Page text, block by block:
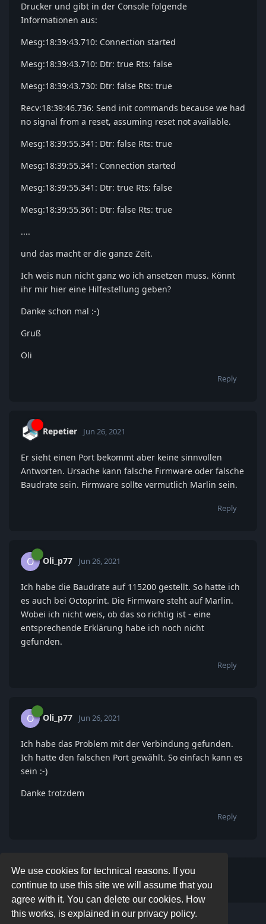
We use cookies for technical reasons. If you
continue to use this site we will assume that you
agree with it. You can delete our cookies. How
this works, is explained in our privacy policy.
Drucker und gibt in der Console folgende
Informationen aus:
Mesg:18:39:43.710: Connection started
Mesg:18:39:43.710: Dtr: true Rts: false
Mesg:18:39:43.730: Dtr: false Rts: true
Recv:18:39:46.736: Send init commands because we had
no signal from a reset, assuming reset not available.
Mesg:18:39:55.341: Dtr: false Rts: true
Mesg:18:39:55.341: Connection started
Mesg:18:39:55.341: Dtr: true Rts: false
Mesg:18:39:55.361: Dtr: false Rts: true
....
und das macht er die ganze Zeit.
Ich weis nun nicht ganz wo ich ansetzen muss. Könnt
ihr mir hier eine Hilfestellung geben?
Danke schon mal :-)
Gruß
Oli
Reply
Repetier Jun 26, 2021
Er sieht einen Port bekommt aber keine sinnvollen
Antworten. Ursache kann falsche Firmware oder falsche
Baudrate sein. Firmware sollte vermutlich Marlin sein.
Reply
O Oli_p77 Jun 26, 2021
Ich habe die Baudrate auf 115200 gestellt. So hatte ich
es auch bei Octoprint. Die Firmware steht auf Marlin.
Wobei ich nicht weis, ob das so richtig ist - eine
entsprechende Erklärung habe ich noch nicht
gefunden.
Reply
O Oli_p77 Jun 26, 2021
Ich habe das Problem mit der Verbindung gefunden.
Ich hatte den falschen Port gewählt. So einfach kann es
sein :-)
Danke trotzdem
Reply
Write a Reply...